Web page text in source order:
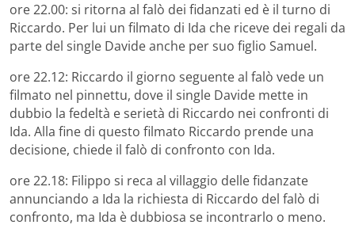
ore 22.00: si ritorna al falò dei fidanzati ed è il turno di
Riccardo. Per lui un filmato di Ida che riceve dei regali da
parte del single Davide anche per suo figlio Samuel.
ore 22.12: Riccardo il giorno seguente al falò vede un
filmato nel pinnettu, dove il single Davide mette in
dubbio la fedeltà e serietà di Riccardo nei confronti di
Ida. Alla fine di questo filmato Riccardo prende una
decisione, chiede il falò di confronto con Ida.
ore 22.18: Filippo si reca al villaggio delle fidanzate
annunciando a Ida la richiesta di Riccardo del falò di
confronto, ma Ida è dubbiosa se incontrarlo o meno.